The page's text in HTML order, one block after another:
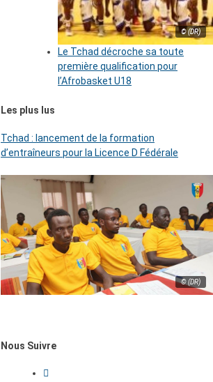
© (DR)
Le Tchad décroche sa toute
première qualification pour
l’Afrobasket U18
Les plus lus
Tchad : lancement de la formation
d’entraîneurs pour la Licence D Fédérale
© (DR)
Nous Suivre